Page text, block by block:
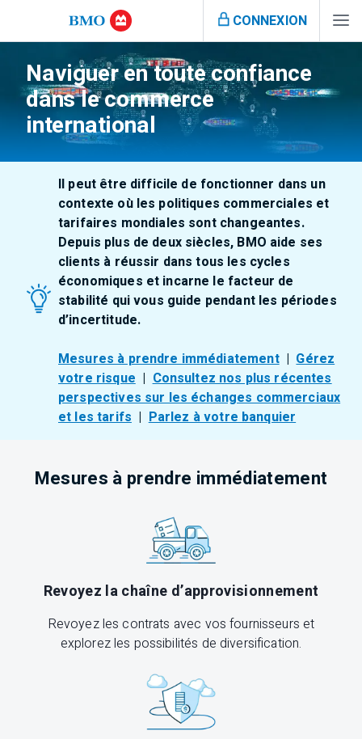
CONNEXION
Naviguer en toute confiance
dans le commerce
international
Il peut être difficile de fonctionner dans un
contexte où les politiques commerciales et
tarifaires mondiales sont changeantes.
Depuis plus de deux siècles, BMO aide ses
clients à réussir dans tous les cycles
économiques et incarne le facteur de
stabilité qui vous guide pendant les périodes
d’incertitude.
Mesures à prendre immédiatement|Gérez
votre risque|Consultez nos plus récentes
perspectives sur les échanges commerciaux
et les tarifs|Parlez à votre banquier
Mesures à prendre immédiatement
Revoyez la chaîne d’approvisionnement
Revoyez les contrats avec vos fournisseurs et
explorez les possibilités de diversification.